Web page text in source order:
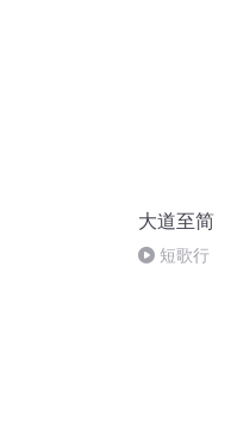
大道至简
短歌行